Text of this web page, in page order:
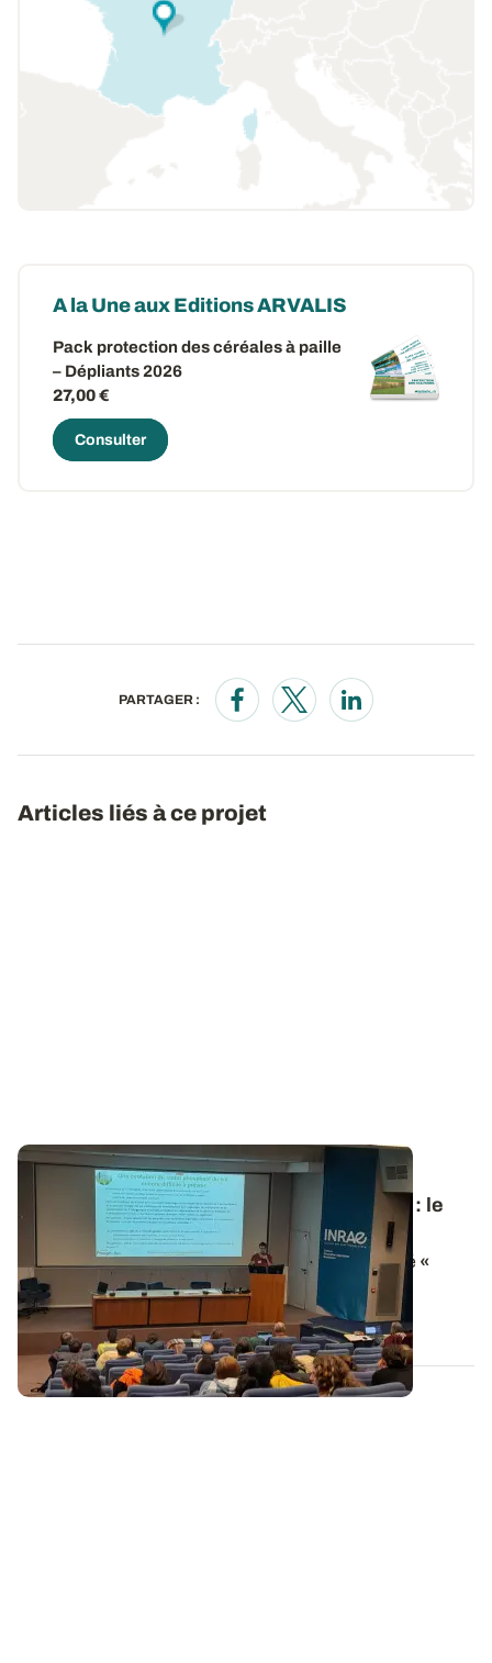
A la Une aux Editions ARVALIS
Pack protection des céréales à paille
– Dépliants 2026
27,00 €
Consulter
PARTAGER :
Opens in a new window
Opens in a new window
Opens in a new
Articles liés à ce projet
PROJET TERMINÉ
Colloque de clôture du projet PhosphoBio : le
replay est disponible
Le colloque de clôture du projet PhosphoBio intitulé «
Quelles avancées pour une gestion...
16 DÉC. 2024